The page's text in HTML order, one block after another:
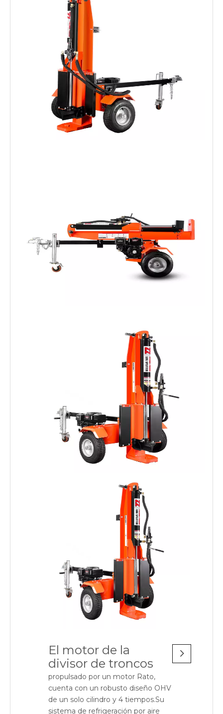
El motor de la
divisor de troncos
propulsado por un motor Rato,
cuenta con un robusto diseño OHV
de un solo cilindro y 4 tiempos.Su
sistema de refrigeración por aire